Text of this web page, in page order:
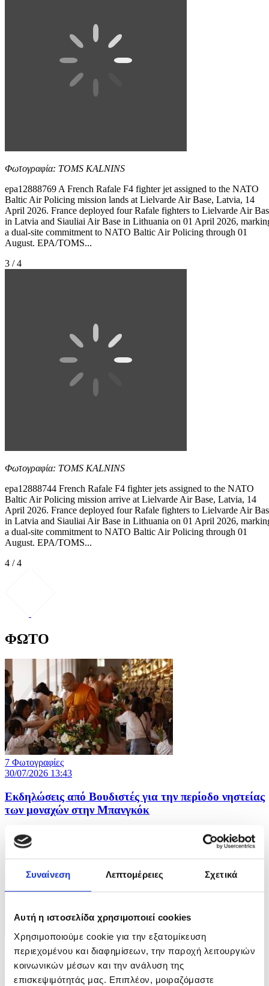
Συναίνεση Λεπτομέρειες Σχετικά
Αυτή η ιστοσελίδα χρησιμοποιεί cookies
Χρησιμοποιούμε cookie για την εξατομίκευση
περιεχομένου και διαφημίσεων, την παροχή λειτουργιών
κοινωνικών μέσων και την ανάλυση της
επισκεψιμότητάς μας. Επιπλέον, μοιραζόμαστε
Φωτογραφία: TOMS KALNINS
epa12888769 A French Rafale F4 fighter jet assigned to the NATO
Baltic Air Policing mission lands at Lielvarde Air Base, Latvia, 14
April 2026. France deployed four Rafale fighters to Lielvarde Air
in Latvia and Siauliai Air Base in Lithuania on 01 April 2026,
a dual-site commitment to NATO Baltic Air Policing through 01
August. EPA/TOMS...
3 / 4
Φωτογραφία: TOMS KALNINS
epa12888744 French Rafale F4 fighter jets assigned to the NATO
Baltic Air Policing mission arrive at Lielvarde Air Base, Latvia, 14
April 2026. France deployed four Rafale fighters to Lielvarde Air
in Latvia and Siauliai Air Base in Lithuania on 01 April 2026,
a dual-site commitment to NATO Baltic Air Policing through 01
August. EPA/TOMS...
4 / 4
ΦΩΤΟ
7 Φωτογραφίες
30/07/2026 13:43
Εκδηλώσεις από Βουδιστές για την περίοδο νηστείας
των μοναχών στην Μπανγκόκ
ID: 10676370
9 Φωτογραφίες
30/07/2026 13:40
Πυραυλική επίθεση Ρωσίας στο Κίεβο